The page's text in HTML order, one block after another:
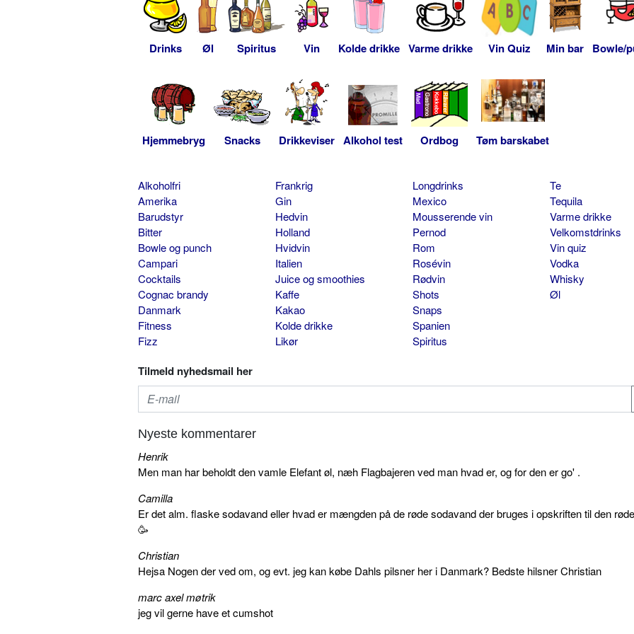
Drinks Øl Spiritus Vin Kolde drikke Varme drikke Vin Quiz Min bar Bowle/
Hjemmebryg Snacks Drikkeviser Alkohol test Ordbog Tøm barskabet
Alkoholfri
Amerika
Barudstyr
Bitter
Bowle og punch
Campari
Cocktails
Cognac brandy
Danmark
Fitness
Fizz
Frankrig
Gin
Hedvin
Holland
Hvidvin
Italien
Juice og smoothies
Kaffe
Kakao
Kolde drikke
Likør
Longdrinks
Mexico
Mousserende vin
Pernod
Rom
Rosévin
Rødvin
Shots
Snaps
Spanien
Spiritus
Te
Tequila
Varme drikke
Velkomstdrinks
Vin quiz
Vodka
Whisky
Øl
Tilmeld nyhedsmail her
Nyeste kommentarer
Henrik
Men man har beholdt den vamle Elefant øl, næh Flagbajeren ved man hvad er, og for den er go' .
Camilla
Er det alm. flaske sodavand eller hvad er mængden på de røde sodavand der bruges i opskriften til den
🥳
Christian
Hejsa Nogen der ved om, og evt. jeg kan købe Dahls pilsner her i Danmark? Bedste hilsner Christian
marc axel møtrik
jeg vil gerne have et cumshot